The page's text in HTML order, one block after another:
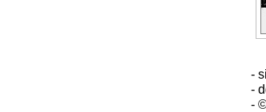
-
-
-